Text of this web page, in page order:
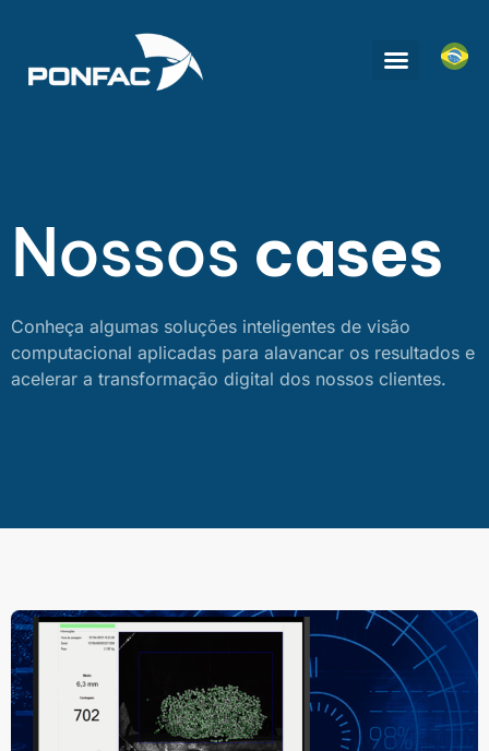
Nossos cases
Conheça algumas soluções inteligentes de visão
computacional aplicadas para alavancar os resultados e
acelerar a transformação digital dos nossos clientes.